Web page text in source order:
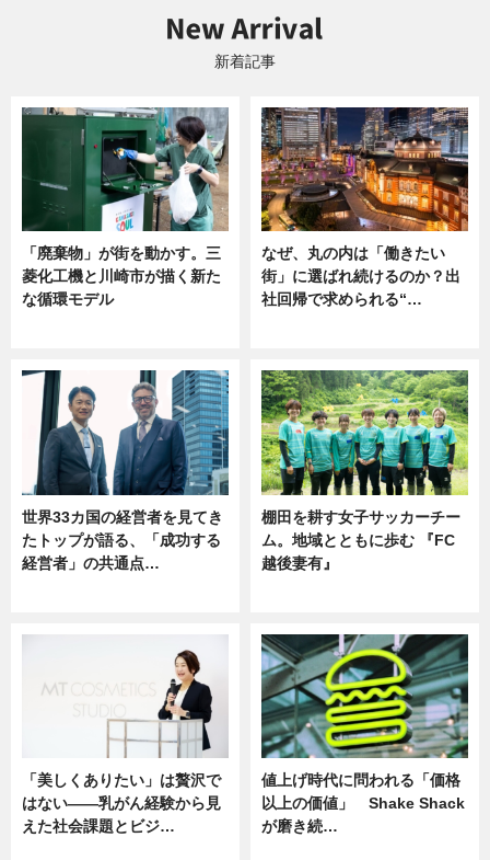
新着記事
「廃棄物」が街を動かす。三
菱化工機と川崎市が描く新た
な循環モデル
なぜ、丸の内は「働きたい
街」に選ばれ続けるのか？出
社回帰で求められる“…
世界33カ国の経営者を見てき
たトップが語る、「成功する
経営者」の共通点…
棚田を耕す女子サッカーチー
ム。地域とともに歩む 『FC
越後妻有』
「美しくありたい」は贅沢で
はない――乳がん経験から見
えた社会課題とビジ…
値上げ時代に問われる「価格
以上の価値」 Shake Shack
が磨き続…